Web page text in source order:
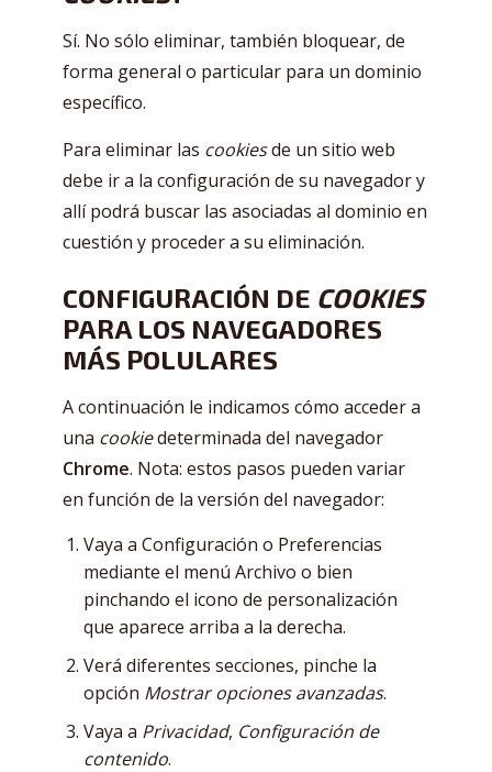
Sí. No sólo eliminar, también bloquear, de
forma general o particular para un dominio
específico.
Para eliminar las cookiesde un sitio web
debe ir a la configuración de su navegador y
allí podrá buscar las asociadas al dominio en
cuestión y proceder a su eliminación.
CONFIGURACIÓN DE COOKIES
PARA LOS NAVEGADORES
MÁS POLULARES
A continuación le indicamos cómo acceder a
una cookiedeterminada del navegador
Chrome. Nota: estos pasos pueden variar
en función de la versión del navegador:
Vaya a Configuración o Preferencias
mediante el menú Archivo o bien
pinchando el icono de personalización
que aparece arriba a la derecha.
Verá diferentes secciones, pinche la
opción Mostrar opciones avanzadas.
Vaya a Privacidad, Configuración de
contenido.